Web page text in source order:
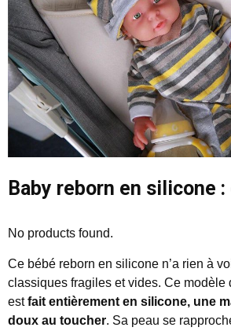
Baby reborn en silicone
No products found.
Ce bébé reborn en silicone n’a rien à
classiques fragiles et vides. Ce modèle
estfait entièrement en silicone, une
doux au toucher. Sa peau se